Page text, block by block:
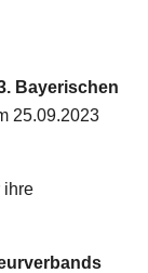
Bayerischen
25.09.2023
ihre